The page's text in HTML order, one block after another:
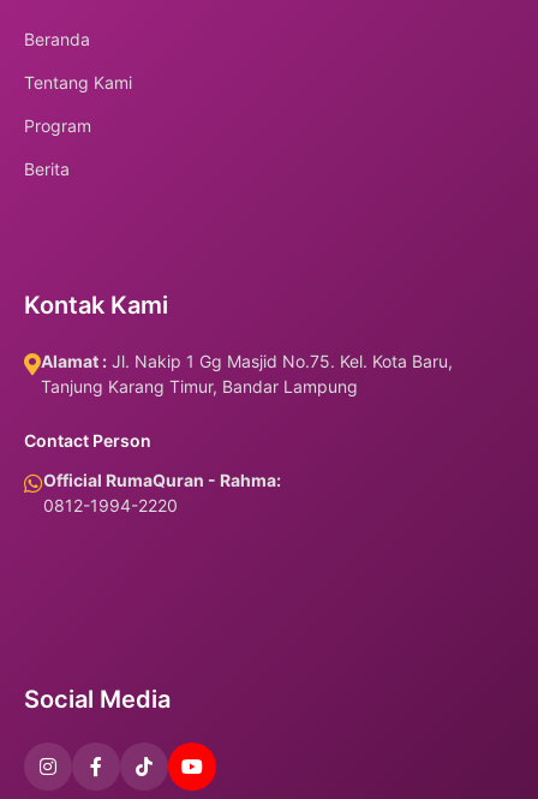
Beranda
Tentang Kami
Program
Berita
Kontak Kami
Alamat : Jl. Nakip 1 Gg Masjid No.75. Kel. Kota Baru,
Tanjung Karang Timur, Bandar Lampung
Contact Person
Official RumaQuran - Rahma:
0812-1994-2220
Social Media